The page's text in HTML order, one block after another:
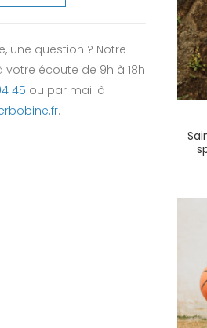
une question ? Notre
votre écoute de 9h à 18h
45 ou par mail à
.